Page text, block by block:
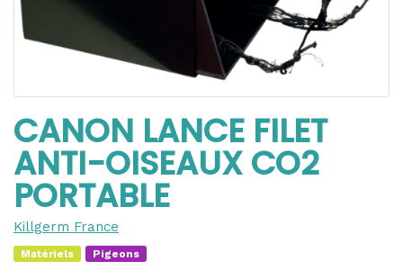
CANON LANCE FILET
ANTI-OISEAUX CO2
PORTABLE
Killgerm France
Matériels Pigeons